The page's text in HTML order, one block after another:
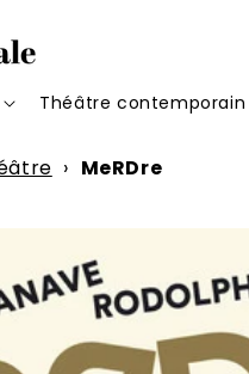
Théâtre contemporain
› MeRDre